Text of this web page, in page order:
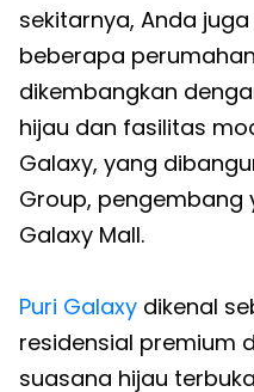
sekitarnya, Anda
beberapa
dikembangkan
hijau dan fasilitas
Galaxy, yang
Group, pengembang
Galaxy Mall.
Puri Galaxy dikenal
residensial premium
suasana hijau